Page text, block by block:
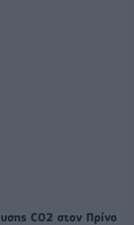
CO2 στον Πρίνο